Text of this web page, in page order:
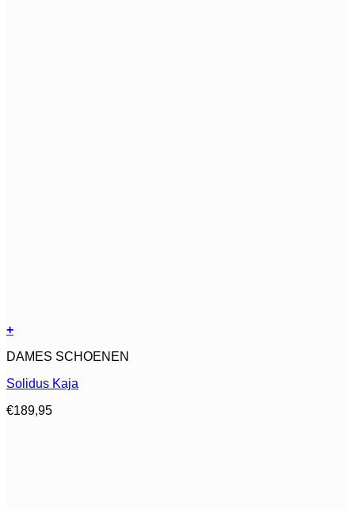
+
product
meerdere
Deze
DAMES SCHOENEN
Solidus Kaja
€189,95